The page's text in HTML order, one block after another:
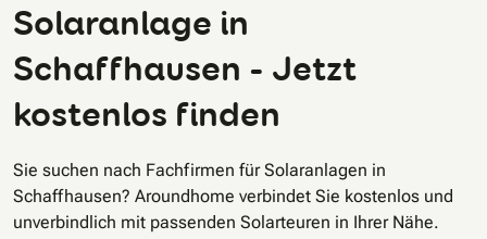
Solaranlage in
Schaffhausen - Jetzt
kostenlos finden
Sie suchen nach Fachfirmen für Solaranlagen in
Schaffhausen? Aroundhome verbindet Sie kostenlos und
unverbindlich mit passenden Solarteuren in Ihrer Nähe.